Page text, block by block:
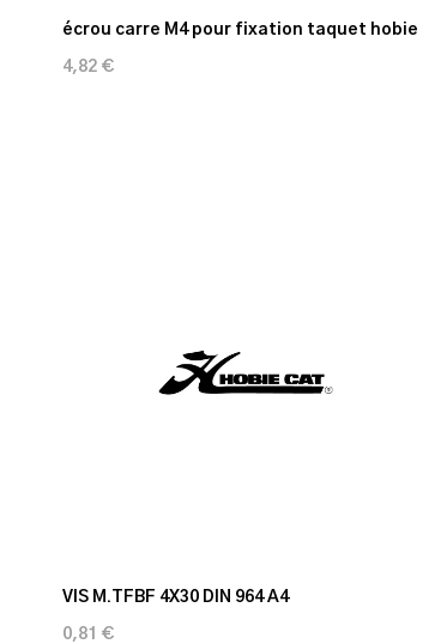
écrou carre M4 pour fixation taquet hobie
4,82 €
VIS M.TFBF 4X30 DIN 964 A4
0,81 €